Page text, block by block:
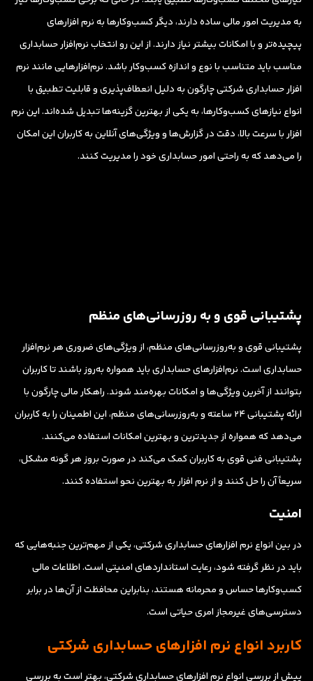
به مدیریت امور مالی ساده دارند، دیگر کسب‌وکارها به نرم افزارهای
پیچیده‌تر و با امکانات بیشتر نیاز دارند. از این رو انتخاب نرم‌افزار حسابداری
مناسب باید متناسب با نوع و اندازه کسب‌وکار باشد. نرم‌افزارهایی مانند نرم
افزارحسابداریشرکتیچارگون به دلیل انعطاف‌پذیری و قابلیت تطبیق با
انواع نیازهای کسب‌وکارها، به یکی از بهترین گزینه‌ها تبدیل شده‌اند. این نرم
افزار با سرعت بالا، دقت در گزارش‌ها و ویژگی‌های آنلاین به کاربران این امکان
را می‌دهد که به راحتی امور حسابداری خود را مدیریت کنند.
پشتیبانی قوی و به روزرسانی‌های منظم
پشتیبانی قوی و به‌روزرسانی‌های منظم، از ویژگی‌های ضروری هر نرم‌افزار
حسابداری است. نرم‌افزارهای حسابداری باید همواره به‌روز باشند تا کاربران
بتوانند از آخرین ویژگی‌ها و امکانات بهره‌مند شوند. راهکار مالی چارگون با
ارائه پشتیبانی ۲۴ ساعته و به‌روزرسانی‌های منظم، این اطمینان را به کاربران
می‌دهد که همواره از جدیدترین و بهترین امکانات استفاده می‌کنند.
پشتیبانی فنی قوی به کاربران کمک می‌کند در صورت بروز هر گونه مشکل،
سریعاً آن را حل کنند و از نرم افزار به بهترین نحو استفاده کنند.
امنیت
در بین انواع نرم افزارهای حسابداری شرکتی، یکی از مهم‌ترین جنبه‌هایی که
باید در نظر گرفته شود، رعایت استانداردهای امنیتی است. اطلاعات مالی
کسب‌وکارها حساس و محرمانه هستند، بنابراین محافظت از آن‌ها در برابر
دسترسی‌های غیرمجاز امری حیاتی است.
کاربرد انواع نرم افزارهای حسابداری شرکتی
پیش از بررسی انواع نرم افزارهای حسابداری شرکتی، بهتر است به بررسی